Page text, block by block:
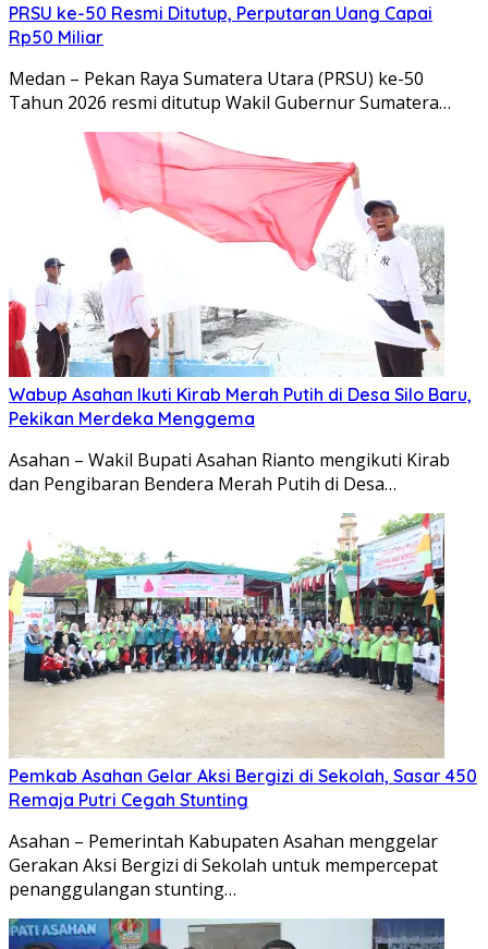
PRSU ke-50 Resmi Ditutup, Perputaran Uang Capai
Rp50 Miliar
Medan – Pekan Raya Sumatera Utara (PRSU) ke-50
Tahun 2026 resmi ditutup Wakil Gubernur Sumatera…
Wabup Asahan Ikuti Kirab Merah Putih di Desa Silo Baru,
Pekikan Merdeka Menggema
Asahan – Wakil Bupati Asahan Rianto mengikuti Kirab
dan Pengibaran Bendera Merah Putih di Desa…
Pemkab Asahan Gelar Aksi Bergizi di Sekolah, Sasar 450
Remaja Putri Cegah Stunting
Asahan – Pemerintah Kabupaten Asahan menggelar
Gerakan Aksi Bergizi di Sekolah untuk mempercepat
penanggulangan stunting…